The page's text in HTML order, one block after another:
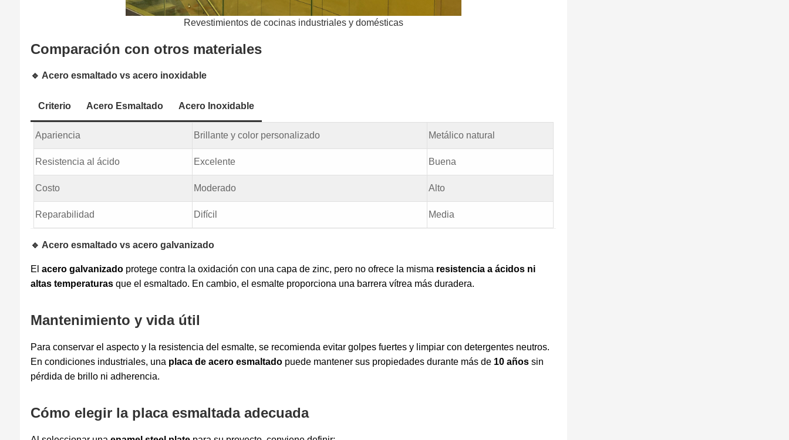
Revestimientos de cocinas industriales y domésticas
Comparación con otros materiales
🔹 Acero esmaltado vs acero inoxidable
Criterio Acero Esmaltado Acero Inoxidable
Apariencia Brillante y color personalizado Metálico natural
Resistencia al ácido Excelente Buena
Costo Moderado Alto
Reparabilidad Difícil Media
🔹 Acero esmaltado vs acero galvanizado
Elacero galvanizado protege contra la oxidación con una capa de zinc, pero no ofrece la misma resistencia a ácidos ni
altas temperaturas que el esmaltado. En cambio, el esmalte proporciona una barrera vítrea más duradera.
Mantenimiento y vida útil
Para conservar el aspecto y la resistencia del esmalte, se recomienda evitar golpes fuertes y limpiar con detergentes neutros.
En condiciones industriales, una placa de acero esmaltado puede mantener sus propiedades durante más de 10 años sin
pérdida de brillo ni adherencia.
Cómo elegir la placa esmaltada adecuada